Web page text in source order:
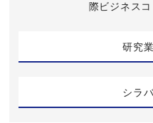
際ビジネス
研究
シラ